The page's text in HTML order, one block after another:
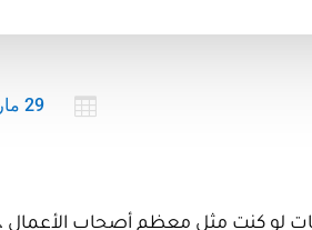
 29 مارس, 2022
لو كنت مثل معظم أصحاب الأعمال